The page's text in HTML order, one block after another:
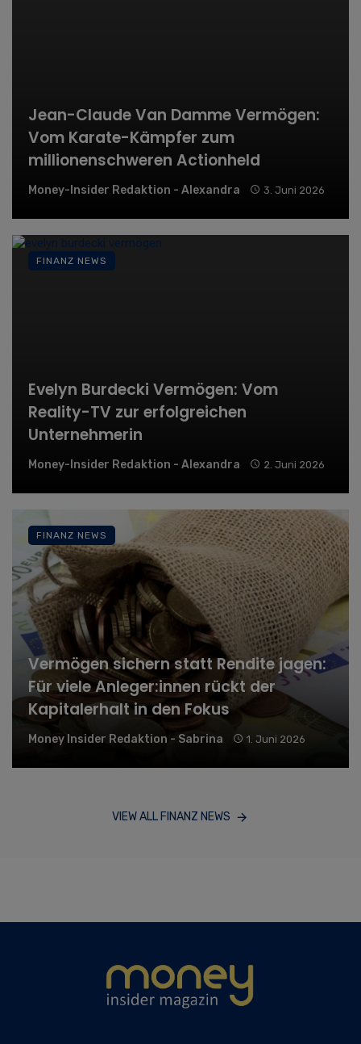
Jean-Claude Van Damme Vermögen:
Vom Karate-Kämpfer zum
millionenschweren Actionheld
Money-Insider Redaktion - Alexandra 3. Juni 2026
Evelyn Burdecki Vermögen: Vom
Reality-TV zur erfolgreichen
Unternehmerin
Money-Insider Redaktion - Alexandra 2. Juni 2026
FINANZ NEWS
Vermögen sichern statt Rendite jagen:
Für viele Anleger:innen rückt der
Kapitalerhalt in den Fokus
Money Insider Redaktion - Sabrina 1. Juni 2026
FINANZ NEWS
VIEW ALL FINANZ NEWS